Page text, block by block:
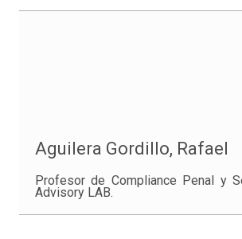
Aguilera Gordillo, Rafael
Profesor de Compliance Penal y
Advisory LAB.